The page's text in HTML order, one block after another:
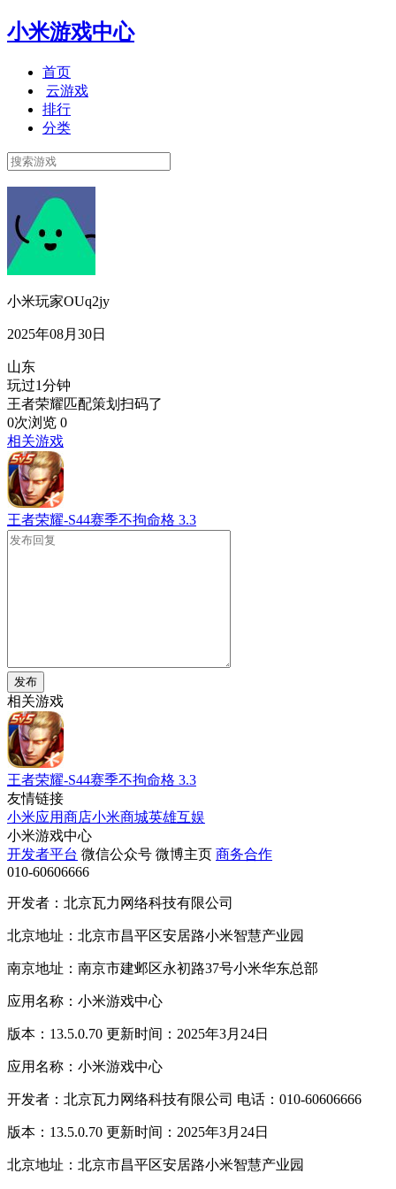
小米游戏中心
首页
云游戏
排行
分类
小米玩家OUq2jy
2025年08月30日
山东
玩过1分钟
王者荣耀匹配策划扫码了
0次浏览 0
相关游戏
王者荣耀-S44赛季不拘命格 3.3
发布
相关游戏
王者荣耀-S44赛季不拘命格 3.3
友情链接
小米应用商店小米商城英雄互娱
小米游戏中心
开发者平台 微信公众号 微博主页 商务合作
010-60606666
开发者：北京瓦力网络科技有限公司
北京地址：北京市昌平区安居路小米智慧产业园
南京地址：南京市建邺区永初路37号小米华东总部
应用名称：小米游戏中心
版本：13.5.0.70 更新时间：2025年3月24日
应用名称：小米游戏中心
开发者：北京瓦力网络科技有限公司 电话：010-60606666
版本：13.5.0.70 更新时间：2025年3月24日
北京地址：北京市昌平区安居路小米智慧产业园